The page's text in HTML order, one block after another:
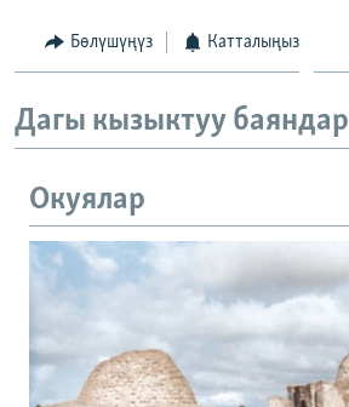
Бөлүшүңүз Катталыңыз
Дагы кызыктуу баяндар
Окуялар